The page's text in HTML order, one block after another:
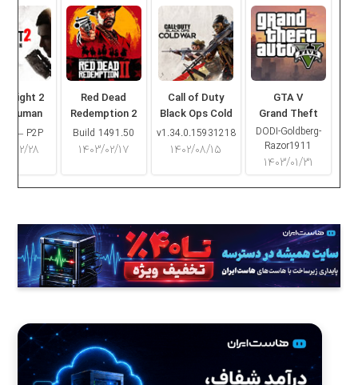
GTA V
Grand Theft
Auto V
DODI-Goldberg-
Razor1911
۱۴۰۳/۰۱/۳۱
Call of Duty
Black Ops Cold
War
v1.34.0.15931218
۱۴۰۲/۰۸/۱۵
Red Dead
Redemption 2
Build 1491.50
۱۴۰۳/۰۲/۱۷
Light 2
Human
– P2P
۱۴۰۳/